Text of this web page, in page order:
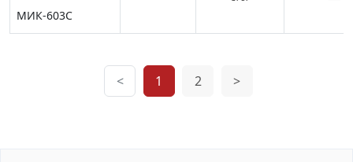
МИК-603С
< 1 2 >